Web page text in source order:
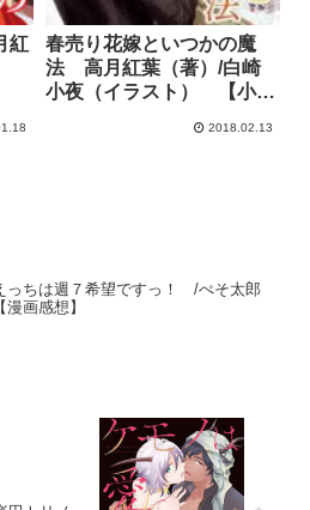
紅
春売り花嫁といつかの魔
法 高月紅葉（著）/白崎
小夜（イラスト） 【小説
2018.02.13
っちは週７希望ですっ！ /ぺそ太郎
【漫画感想】